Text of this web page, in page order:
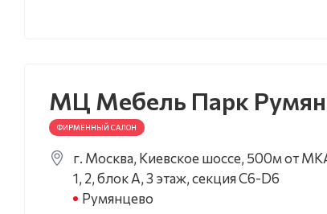
МЦ Мебель Парк
ФИРМЕННЫЙ САЛОН
г. Москва, Киевское шоссе, 500м от
1, 2, блок А, 3 этаж, секция С6-D6
Румянцево